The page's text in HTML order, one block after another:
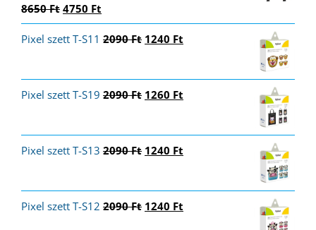
Értékelés:
8650Ft Original
price
was:
4750 Ft
price
is:
Pixel szett T-S11 2090Ft Original
1240 Ft
Pixel szett T-S19 2090Ft Original
1260 Ft
Pixel szett T-S13 2090Ft Original
1240 Ft
Pixel szett T-S12 2090Ft Original
1240 Ft